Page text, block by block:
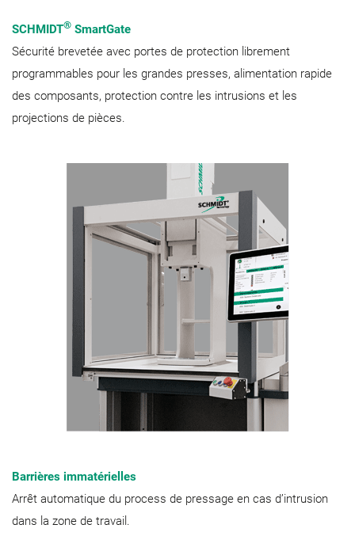
SCHMIDT® SmartGate
Sécurité brevetée avec portes de protection librement
programmables pour les grandes presses, alimentation rapide
des composants, protection contre les intrusions et les
projections de pièces.
Barrières immatérielles
Arrêt automatique du process de pressage en cas d’intrusion
dans la zone de travail.